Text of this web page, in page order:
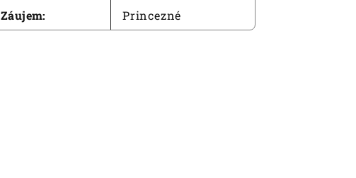
Záujem: Princezné